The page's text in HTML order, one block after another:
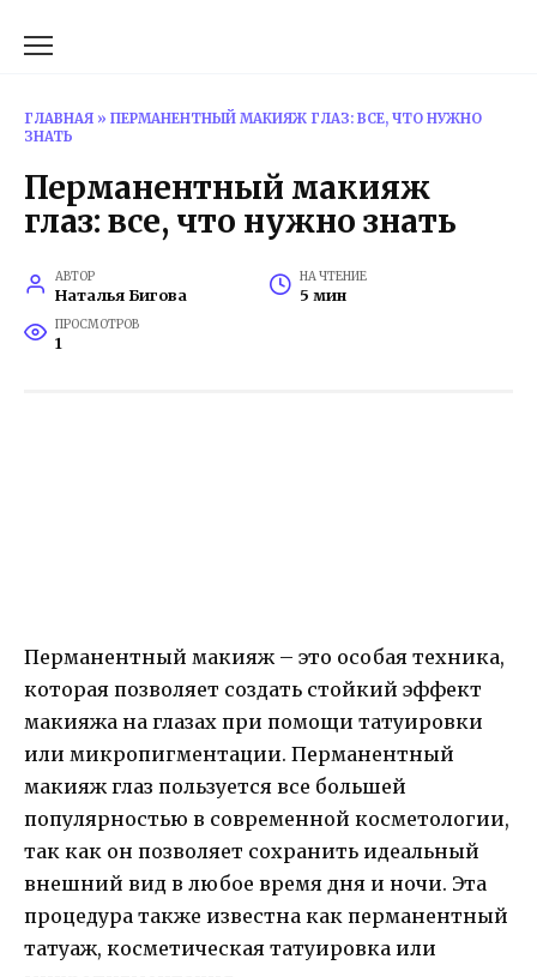
ГЛАВНАЯ » ПЕРМАНЕНТНЫЙ МАКИЯЖ ГЛАЗ: ВСЕ, ЧТО НУЖНО
ЗНАТЬ
Перманентный макияж
глаз: все, что нужно знать
АВТОР
Наталья Бигова
НА ЧТЕНИЕ
5 мин
ПРОСМОТРОВ
1
Перманентный макияж – это особая техника,
которая позволяет создать стойкий эффект
макияжа на глазах при помощи татуировки
или микропигментации. Перманентный
макияж глаз пользуется все большей
популярностью в современной косметологии,
так как он позволяет сохранить идеальный
внешний вид в любое время дня и ночи. Эта
процедура также известна как перманентный
татуаж, косметическая татуировка или